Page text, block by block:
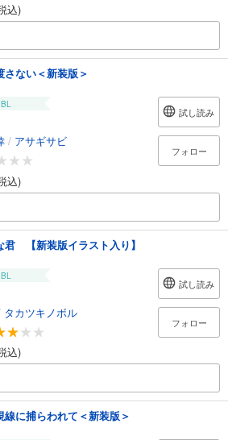
込)
さない＜新装版＞
BL
/ アサギサビ
込)
試し読み
フォロー
君 【新装版イラスト入り】
BL
タカツキノボル
込)
試し読み
フォロー
線に捕らわれて＜新装版＞